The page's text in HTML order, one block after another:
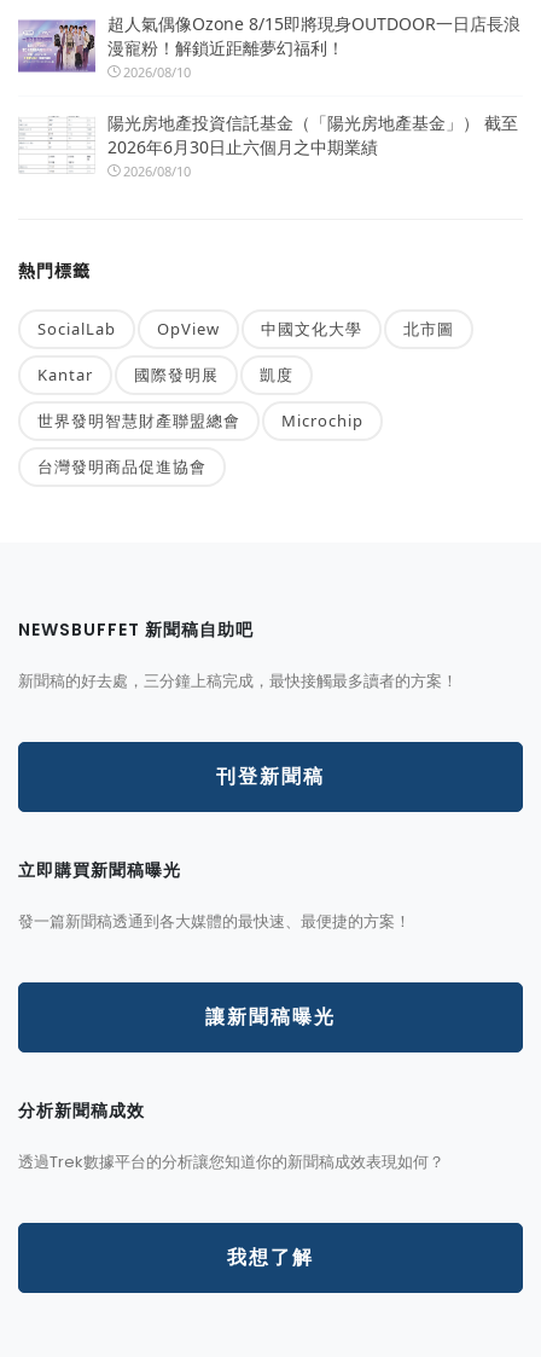
超人氣偶像Ozone 8/15即將現身OUTDOOR一日店長浪
漫寵粉！解鎖近距離夢幻福利！
2026/08/10
陽光房地產投資信託基金（「陽光房地產基金」） 截至
2026年6月30日止六個月之中期業績
2026/08/10
熱門標籤
SocialLab OpView 中國文化大學 北市圖
Kantar 國際發明展 凱度
世界發明智慧財產聯盟總會 Microchip
台灣發明商品促進協會
NEWSBUFFET 新聞稿自助吧
新聞稿的好去處，三分鐘上稿完成，最快接觸最多讀者的方案！
刊登新聞稿
立即購買新聞稿曝光
發一篇新聞稿透通到各大媒體的最快速、最便捷的方案！
讓新聞稿曝光
分析新聞稿成效
透過Trek數據平台的分析讓您知道你的新聞稿成效表現如何？
我想了解